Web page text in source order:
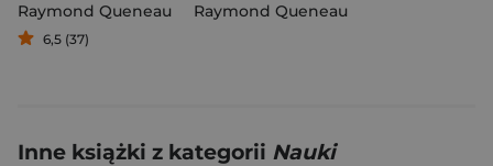
Raymond Queneau
6,5 (37)
Raymond Queneau
Inne książki z kategorii Nauki